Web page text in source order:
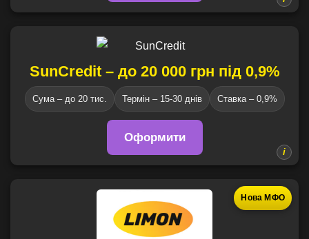
SunCredit – до 20 000 грн під 0,9%
Сума – до 20 тис. Термін – 15-30 днів Ставка – 0,9%
Оформити
Нова МФО